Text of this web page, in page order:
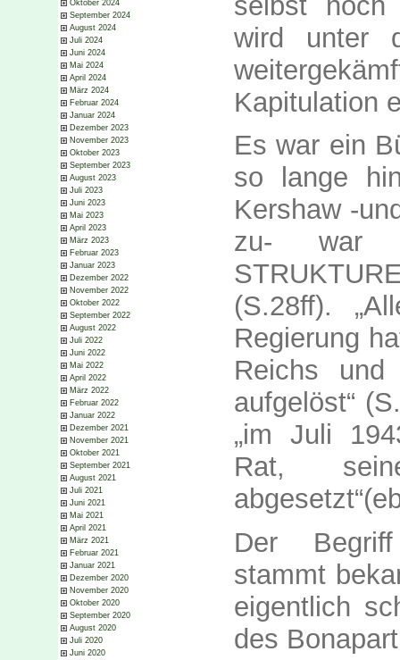
Oktober 2024
September 2024
August 2024
Juli 2024
Juni 2024
Mai 2024
April 2024
März 2024
Februar 2024
Januar 2024
Dezember 2023
November 2023
Oktober 2023
September 2023
August 2023
Juli 2023
Juni 2023
Mai 2023
April 2023
März 2023
Februar 2023
Januar 2023
Dezember 2022
November 2022
Oktober 2022
September 2022
August 2022
Juli 2022
Juni 2022
Mai 2022
April 2022
März 2022
Februar 2022
Januar 2022
Dezember 2021
November 2021
Oktober 2021
September 2021
August 2021
Juli 2021
Juni 2021
Mai 2021
April 2021
März 2021
Februar 2021
Januar 2021
Dezember 2020
November 2020
Oktober 2020
September 2020
August 2020
Juli 2020
Juni 2020
wird unter
Kapitulation
Es war ein
so lange
Kershaw -
zu- war
(S.28ff).
Regierung
Reichs
aufgelöst“
„im Juli
Rat,
Der Begriff
stammt
eigentlich
des